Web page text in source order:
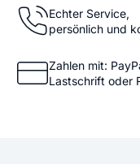
Echter Service,
persönlich und
Zahlen mit:
Lastschrift oder